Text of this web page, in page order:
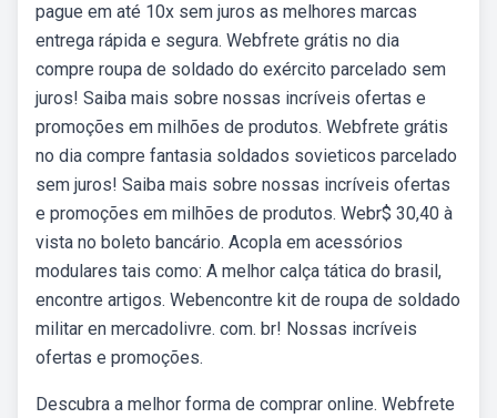
pague em até 10x sem juros as melhores marcas
entrega rápida e segura. Webfrete grátis no dia
compre roupa de soldado do exército parcelado sem
juros! Saiba mais sobre nossas incríveis ofertas e
promoções em milhões de produtos. Webfrete grátis
no dia compre fantasia soldados sovieticos parcelado
sem juros! Saiba mais sobre nossas incríveis ofertas
e promoções em milhões de produtos. Webr$ 30,40 à
vista no boleto bancário. Acopla em acessórios
modulares tais como: A melhor calça tática do brasil,
encontre artigos. Webencontre kit de roupa de soldado
militar en mercadolivre. com. br! Nossas incríveis
ofertas e promoções.
Descubra a melhor forma de comprar online. Webfrete